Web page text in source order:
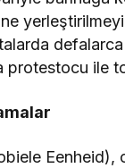
defalarca
protestocu ile
Eenheid),